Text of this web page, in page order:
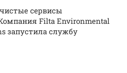
сервисы
Filta Environmental
запустила службу